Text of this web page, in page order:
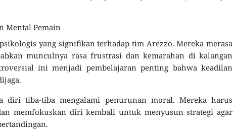
Mental Pemain
yang signifikan terhadap tim Arezzo. Mereka merasa
munculnya rasa frustrasi dan kemarahan di kalangan
ini menjadi pembelajaran penting bahwa keadilan
diri tiba-tiba mengalami penurunan moral. Mereka harus
memfokuskan diri kembali untuk menyusun strategi agar